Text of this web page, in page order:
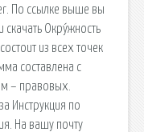
По ссылке выше вы
Окру́жность
из всех точек
составлена с
– правовых.
Инструкция по
На вашу почту